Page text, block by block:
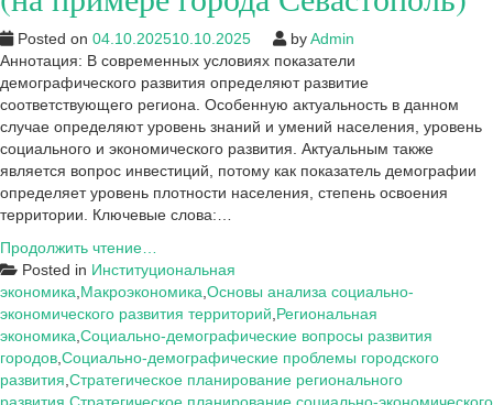
Posted on 04.10.202510.10.2025 byAdmin
Аннотация: В современных условиях показатели
демографического развития определяют развитие
соответствующего региона. Особенную актуальность в данном
случае определяют уровень знаний и умений населения, уровень
социального и экономического развития. Актуальным также
является вопрос инвестиций, потому как показатель демографии
определяет уровень плотности населения, степень освоения
территории. Ключевые слова:…
Продолжить чтение…
Демографические
факторы
экономического
развития
региона
(на
примере
Posted in Институциональная
экономика Макроэкономика Основы анализа социально-
экономического развития территорий Региональная
экономика Социально-демографические вопросы развития
городов Социально-демографические проблемы городского
развития Стратегическое планирование регионального